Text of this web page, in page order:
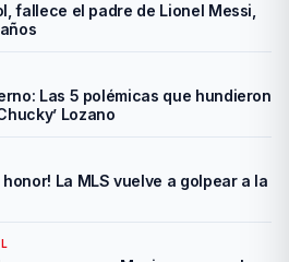
fallece el padre de Lionel Messi,
Las 5 polémicas que hundieron
Lozano
honor! La MLS vuelve a golpear a la